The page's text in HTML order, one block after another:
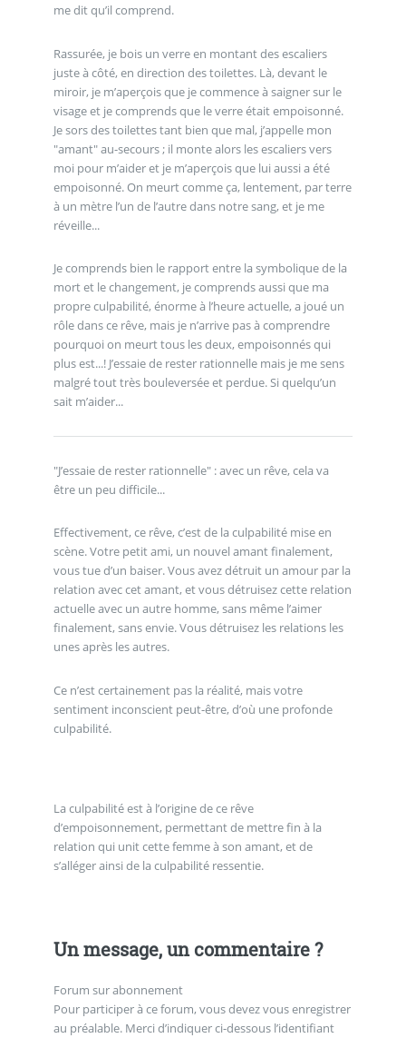
me dit qu’il comprend.
Rassurée, je bois un verre en montant des escaliers
juste à côté, en direction des toilettes. Là, devant le
miroir, je m’aperçois que je commence à saigner sur le
visage et je comprends que le verre était empoisonné.
Je sors des toilettes tant bien que mal, j’appelle mon
"amant" au-secours ; il monte alors les escaliers vers
moi pour m’aider et je m’aperçois que lui aussi a été
empoisonné. On meurt comme ça, lentement, par terre
à un mètre l’un de l’autre dans notre sang, et je me
réveille...
Je comprends bien le rapport entre la symbolique de la
mort et le changement, je comprends aussi que ma
propre culpabilité, énorme à l’heure actuelle, a joué un
rôle dans ce rêve, mais je n’arrive pas à comprendre
pourquoi on meurt tous les deux, empoisonnés qui
plus est...! J’essaie de rester rationnelle mais je me sens
malgré tout très bouleversée et perdue. Si quelqu’un
sait m’aider...
"J’essaie de rester rationnelle" : avec un rêve, cela va
être un peu difficile...
Effectivement, ce rêve, c’est de la culpabilité mise en
scène. Votre petit ami, un nouvel amant finalement,
vous tue d’un baiser. Vous avez détruit un amour par la
relation avec cet amant, et vous détruisez cette relation
actuelle avec un autre homme, sans même l’aimer
finalement, sans envie. Vous détruisez les relations les
unes après les autres.
Ce n’est certainement pas la réalité, mais votre
sentiment inconscient peut-être, d’où une profonde
culpabilité.
La culpabilité est à l’origine de ce rêve
d’empoisonnement, permettant de mettre fin à la
relation qui unit cette femme à son amant, et de
s’alléger ainsi de la culpabilité ressentie.
Un message, un commentaire ?
Forum sur abonnement
Pour participer à ce forum, vous devez vous enregistrer
au préalable. Merci d’indiquer ci-dessous l’identifiant